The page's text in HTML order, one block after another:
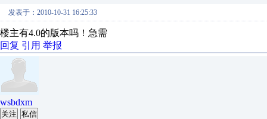
发表于：2010-10-31 16:25:33
楼主有4.0的版本吗！急需
回复 引用 举报
wsbdxm
关注 私信